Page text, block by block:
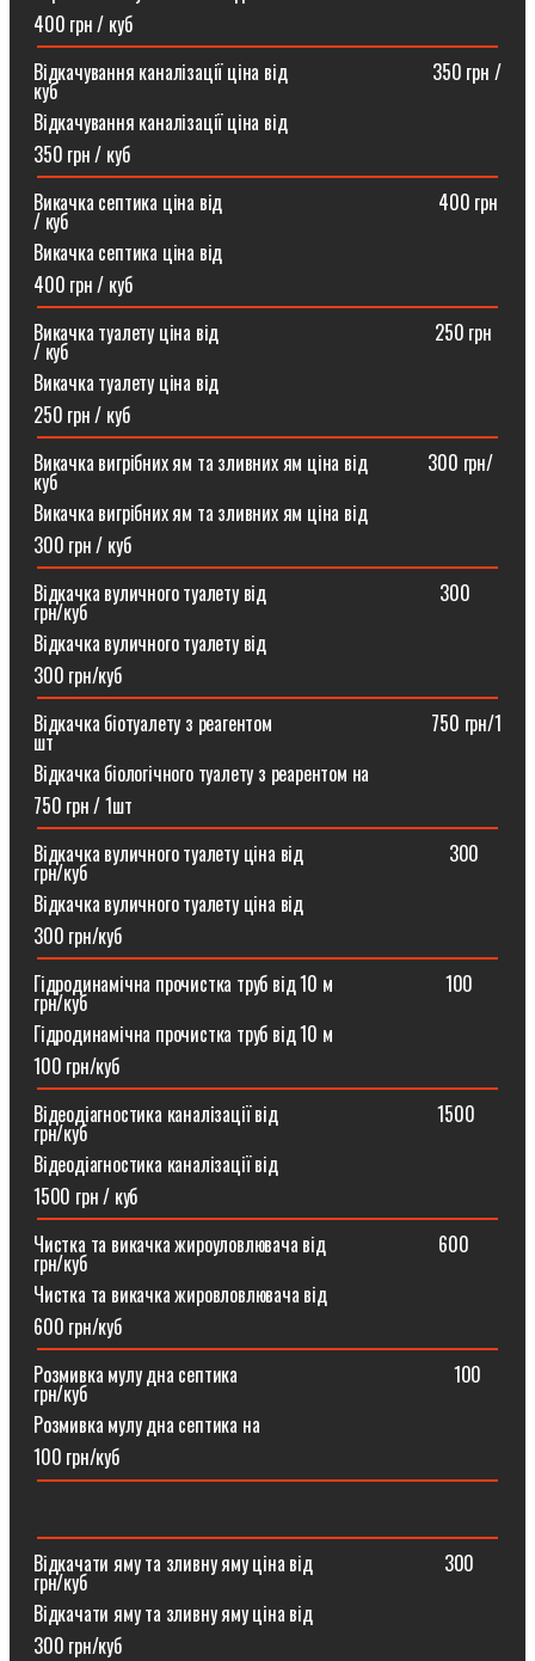
400 грн / куб
Відкачування каналізації ціна від ⠀⠀⠀⠀⠀⠀⠀⠀⠀⠀350 грн /
куб
Відкачування каналізації ціна від
350 грн / куб
Викачка септика ціна від ⠀⠀⠀⠀⠀⠀⠀⠀⠀⠀⠀⠀⠀⠀⠀400 грн
/ куб
Викачка септика ціна від
400 грн / куб
Викачка туалету ціна від ⠀⠀⠀⠀⠀⠀⠀⠀⠀⠀⠀⠀⠀⠀⠀250 грн
/ куб⠀
Викачка туалету ціна від
250 грн / куб
Викачка вигрібних ям та зливних ям ціна від ⠀⠀⠀⠀300 грн/
куб
Викачка вигрібних ям та зливних ям ціна від
300 грн / куб
Відкачка вуличного туалету від ⠀⠀⠀⠀⠀⠀⠀⠀⠀⠀⠀⠀300
грн/куб
Відкачка вуличного туалету від
300 грн/куб
Відкачка біотуалету з реагентом ⠀⠀⠀⠀⠀⠀⠀⠀⠀⠀⠀750 грн/1
шт
Відкачка біологічного туалету з реарентом на
750 грн / 1шт
Відкачка вуличного туалету ціна від ⠀⠀⠀⠀⠀⠀⠀⠀⠀⠀300
грн/куб
Відкачка вуличного туалету ціна від
300 грн/куб
Гідродинамічна прочистка труб від 10 м⠀⠀⠀⠀⠀⠀⠀⠀100
грн/куб
Гідродинамічна прочистка труб від 10 м
100 грн/куб
Відеодіагностика каналізації від ⠀⠀⠀⠀⠀⠀⠀⠀⠀⠀⠀1500
грн/куб
Відеодіагностика каналізації від
1500 грн / куб
Чистка та викачка жироуловлювача від⠀⠀⠀⠀⠀⠀⠀⠀600
грн/куб
Чистка та викачка жировловлювача від
600 грн/куб
Розмивка мулу дна септика ⠀⠀⠀⠀⠀⠀⠀⠀⠀⠀⠀⠀⠀⠀⠀100
грн/куб
Розмивка мулу дна септика на
100 грн/куб
Відкачати яму та зливну яму ціна від ⠀⠀⠀⠀⠀⠀⠀⠀⠀300
грн/куб
Відкачати яму та зливну яму ціна від
300 грн/куб